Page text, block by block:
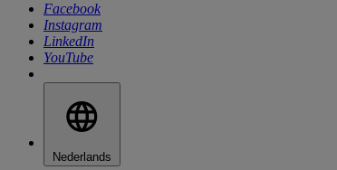
Facebook
Instagram
LinkedIn
YouTube
Nederlands